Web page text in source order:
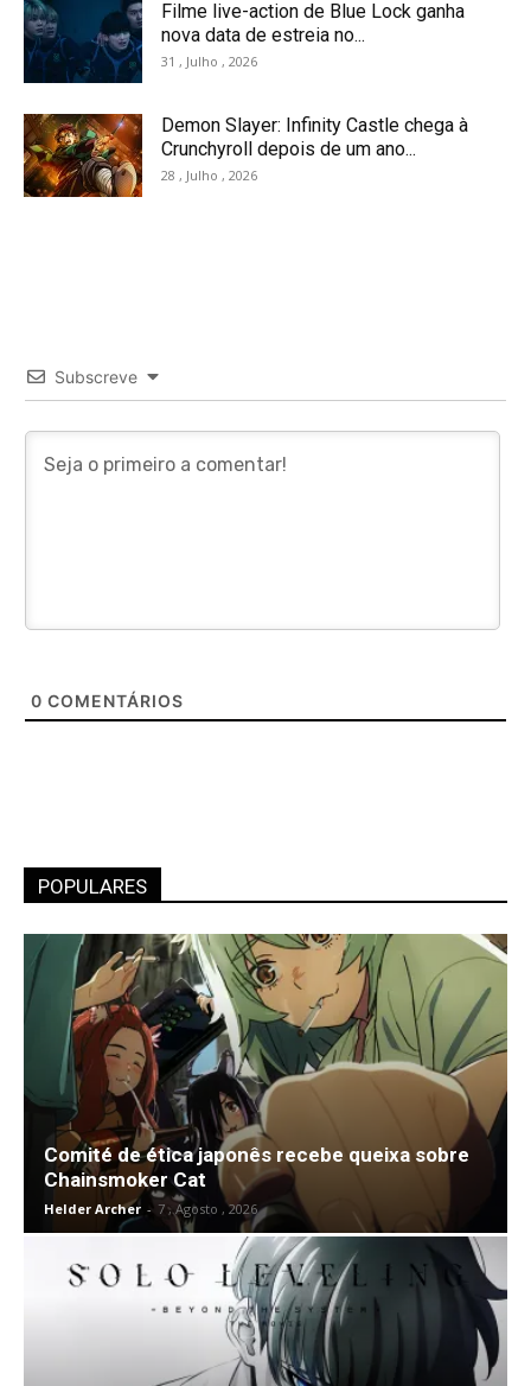
Filme live-action de Blue Lock ganha
nova data de estreia no...
31 , Julho , 2026
Demon Slayer: Infinity Castle chega à
Crunchyroll depois de um ano...
28 , Julho , 2026
Subscreve
0 COMENTÁRIOS
POPULARES
Comité de ética japonês recebe queixa sobre
Chainsmoker Cat
Helder Archer - 7 , Agosto , 2026